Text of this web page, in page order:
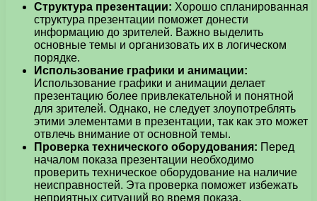
Структура презентации: Хорошо спланированная
структура презентации поможет донести
информацию до зрителей. Важно выделить
основные темы и организовать их в логическом
порядке.
Использование графики и анимации:
Использование графики и анимации делает
презентацию более привлекательной и понятной
для зрителей. Однако, не следует злоупотреблять
этими элементами в презентации, так как это может
отвлечь внимание от основной темы.
Проверка технического оборудования: Перед
началом показа презентации необходимо
проверить техническое оборудование на наличие
неисправностей. Эта проверка поможет избежать
неприятных ситуаций во время показа.